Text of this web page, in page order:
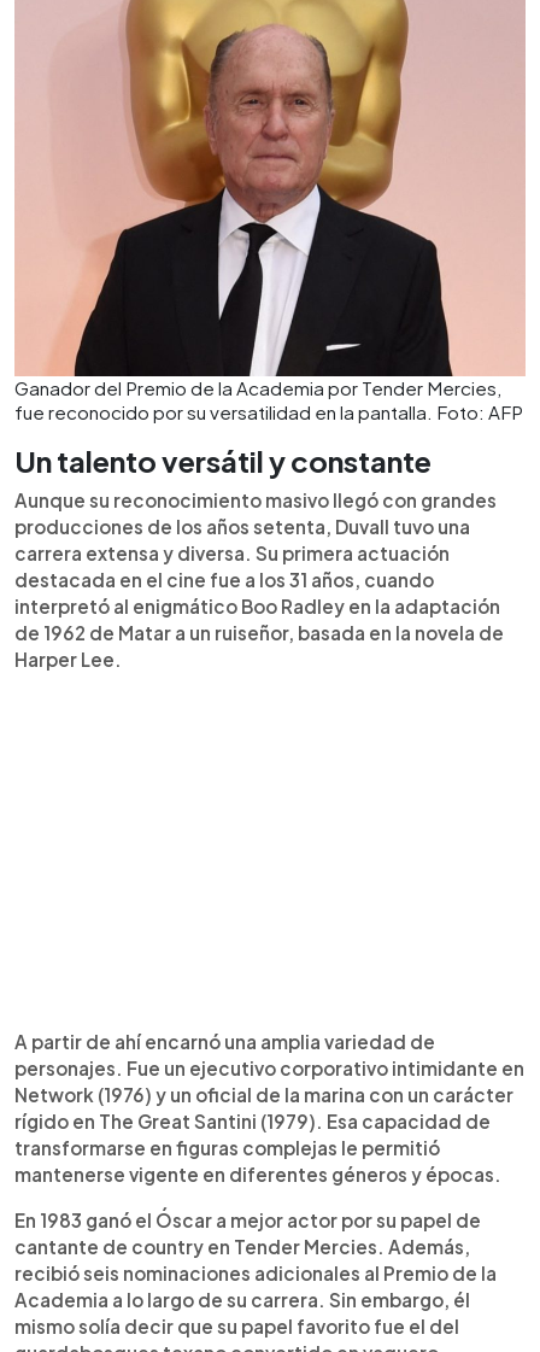
Ganador del Premio de la Academia por Tender Mercies,
fue reconocido por su versatilidad en la pantalla. Foto: AFP
Un talento versátil y constante
Aunque su reconocimiento masivo llegó con grandes
producciones de los años setenta, Duvall tuvo una
carrera extensa y diversa. Su primera actuación
destacada en el cine fue a los 31 años, cuando
interpretó al enigmático Boo Radley en la adaptación
de 1962 de Matar a un ruiseñor, basada en la novela de
Harper Lee.
A partir de ahí encarnó una amplia variedad de
personajes. Fue un ejecutivo corporativo intimidante en
Network (1976) y un oficial de la marina con un carácter
rígido en The Great Santini (1979). Esa capacidad de
transformarse en figuras complejas le permitió
mantenerse vigente en diferentes géneros y épocas.
En 1983 ganó el Óscar a mejor actor por su papel de
cantante de country en Tender Mercies. Además,
recibió seis nominaciones adicionales al Premio de la
Academia a lo largo de su carrera. Sin embargo, él
mismo solía decir que su papel favorito fue el del